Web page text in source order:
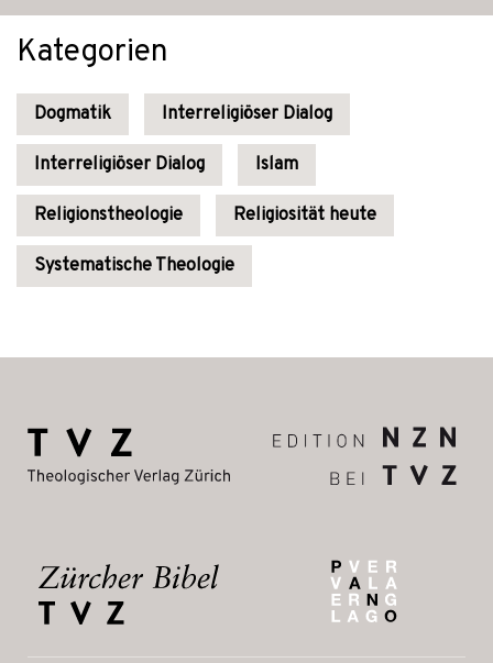
Kategorien
Dogmatik Interreligiöser Dialog
Interreligiöser Dialog Islam
Religionstheologie Religiosität heute
Systematische Theologie